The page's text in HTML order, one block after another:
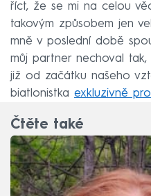
říct, že se mi na celou
takovým způsobem jen
mně v poslední době
můj partner nechoval
již od začátku našeho
biatlonistka exkluzivně
Čtěte také